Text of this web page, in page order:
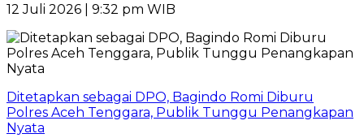
12 Juli 2026 | 9:32 pm WIB
Ditetapkan sebagai DPO, Bagindo Romi Diburu
Polres Aceh Tenggara, Publik Tunggu Penangkapan
Nyata